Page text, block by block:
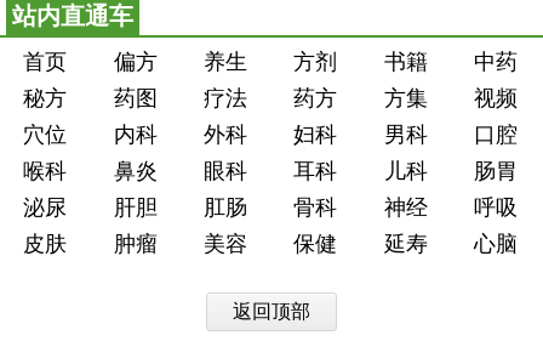
站内直通车
首页 偏方 养生 方剂 书籍
中药
秘方
药图 疗法 药方 方集
视频
穴位
内科 外科 妇科 男科
口腔
喉科
鼻炎 眼科 耳科 儿科
肠胃
泌尿
肝胆 肛肠 骨科 神经
呼吸
皮肤
肿瘤 美容 保健 延寿 心脑
返回顶部